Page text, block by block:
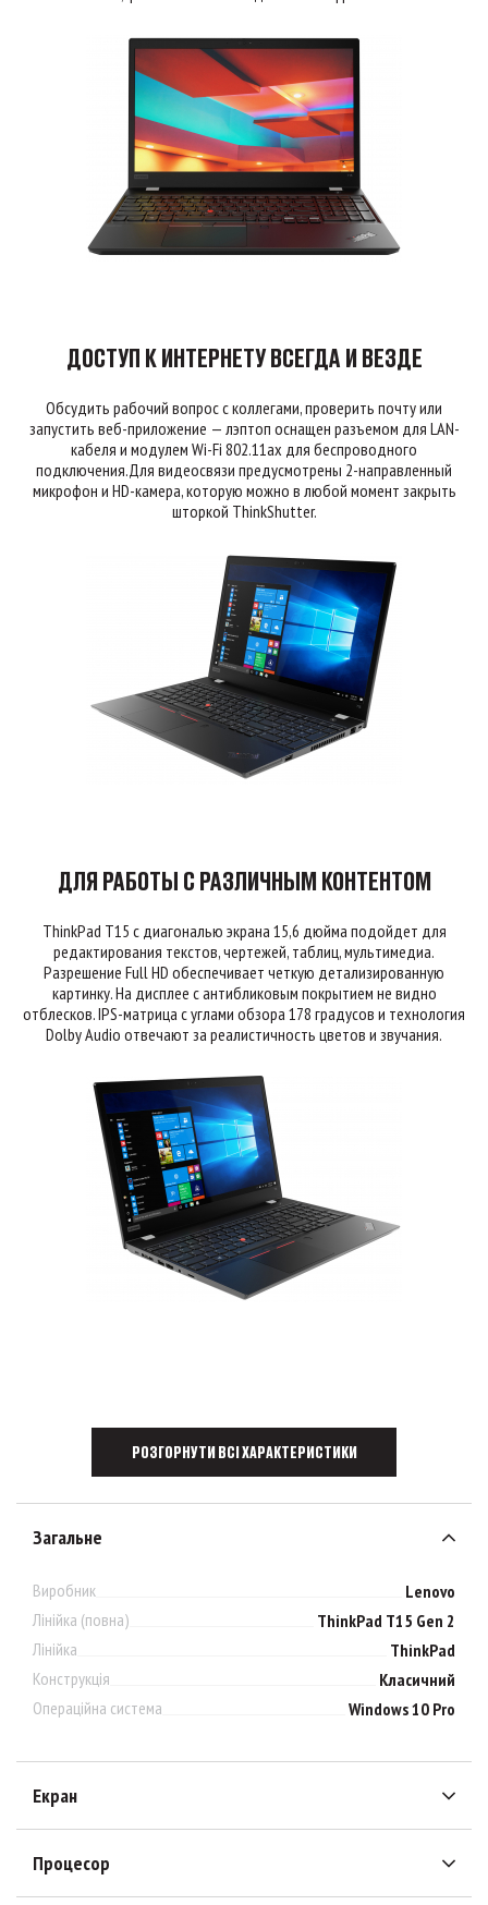
ДОСТУП К ИНТЕРНЕТУ ВСЕГДА И ВЕЗДЕ
Обсудить рабочий вопрос с коллегами, проверить почту или
запустить веб-приложение — лэптоп оснащен разъемом для LAN-
кабеля и модулем Wi-Fi 802.11ax для беспроводного
подключения.Для видеосвязи предусмотрены 2-направленный
микрофон и HD-камера, которую можно в любой момент закрыть
шторкой ThinkShutter.
ДЛЯ РАБОТЫ С РАЗЛИЧНЫМ КОНТЕНТОМ
ThinkPad T15 с диагональю экрана 15,6 дюйма подойдет для
редактирования текстов, чертежей, таблиц, мультимедиа.
Разрешение Full HD обеспечивает четкую детализированную
картинку. На дисплее с антибликовым покрытием не видно
отблесков. IPS-матрица с углами обзора 178 градусов и технология
Dolby Audio отвечают за реалистичность цветов и звучания.
РОЗГОРНУТИ ВСІ ХАРАКТЕРИСТИКИ
Загальне
Виробник
Lenovo
Лінійка (повна)
ThinkPad T15 Gen 2
Лінійка
ThinkPad
Конструкція
Класичний
Операційна система
Windows 10 Pro
Екран
Процесор